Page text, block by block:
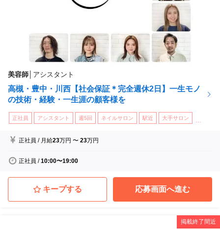
美容師 アシスタント
高槻・豊中・川西【社会保証＊完全週休2日】一生モノ
の技術・経験・一生涯の顧客様を
正社員 アシスタント 週5回 ネイルサロン 駅近 大手サロン
正社員 / 月給23万円 〜23万円
正社員 /10:00〜19:00
キープする 応募画面へ進む
掲載終了間近